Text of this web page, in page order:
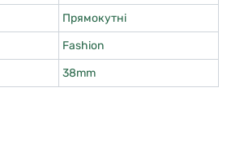
Прямокутні
Fashion
38mm